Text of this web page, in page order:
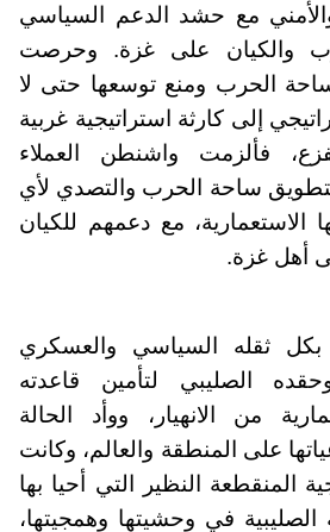
مع حشد الدعم السياسي
والكيان على غزة. وحرصت
الحرب ومنع توسعها حتى لا
إلى كارثة استراتيجية غربية
فألزمت واشنطن العملاء
بتطويق ساحة الحرب والتصدي لأي
الاستعمارية، مع دعمهم للكيان
أهل غزة.
ثقله السياسي والعسكري
الصليبي لتأمين قاعدته
من الانهيار، ووأد الحالة
على المنطقة والعالم، وكانت
المنقطعة النظير التي أحيا بها
في وحشيتها وهمجيتها،